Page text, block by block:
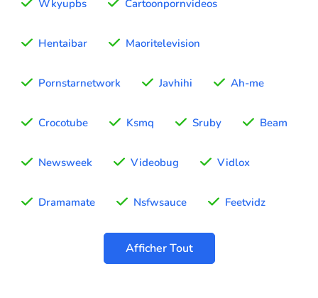
Wkyupbs Cartoonpornvideos
Hentaibar Maoritelevision
Pornstarnetwork Javhihi Ah-me
Crocotube Ksmq Sruby Beam
Newsweek Videobug Vidlox
Dramamate Nsfwsauce Feetvidz
Afficher Tout